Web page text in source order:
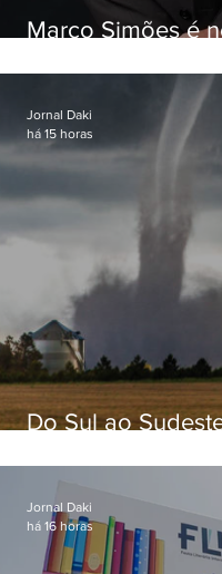
Marco Simões é
Do Sul ao
apreensão na
Jornal Daki
há 15 horas
Jornal Daki
há 16 horas